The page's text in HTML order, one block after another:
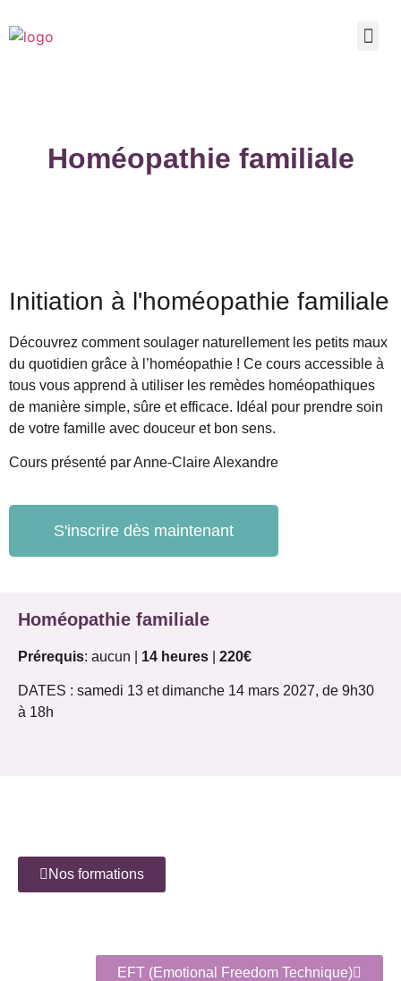
Homéopathie familiale
Initiation à l'homéopathie familiale
Découvrez comment soulager naturellement les petits maux
du quotidien grâce à l’homéopathie ! Ce cours accessible à
tous vous apprend à utiliser les remèdes homéopathiques
de manière simple, sûre et efficace. Idéal pour prendre soin
de votre famille avec douceur et bon sens.
Cours présenté par Anne-Claire Alexandre
S'inscrire dès maintenant
Homéopathie familiale
Prérequis: aucun | 14 heures 220€
DATES : samedi 13 et dimanche 14 mars 2027, de 9h30
à 18h
Nos formations
EFT (Emotional Freedom Technique)